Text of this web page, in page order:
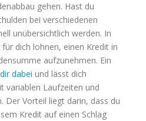
gehen. Hast du
bei verschiedenen
unübersichtlich werden. In
dich lohnen, einen Kredit in
aufzunehmen. Ein
dabei und lässt dich
variablen Laufzeiten und
Der Vorteil liegt darin, dass du
Kredit auf einen Schlag